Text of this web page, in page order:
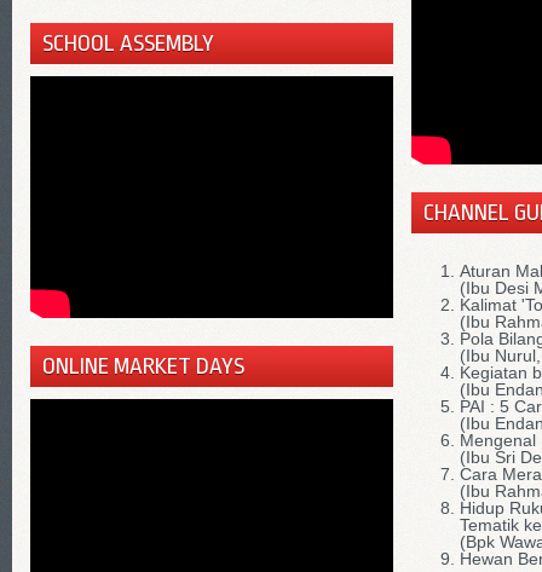
SCHOOL ASSEMBLY
ONLINE MARKET DAYS
CHANNEL
Aturan
(Ibu Desi
Kalimat
(Ibu
Pola
(Ibu
Kegiatan
(Ibu
PAI : 5
(Ibu
Mengenal
(Ibu Sri
Cara
(Ibu
Hidup
Tematik
(Bpk
Hewan